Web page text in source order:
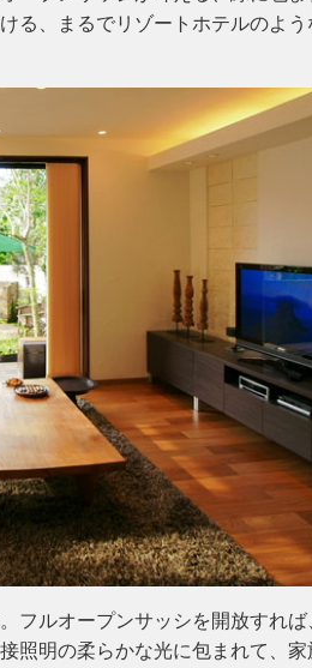
る、まるでリゾートホテルのよ
フルオープンサッシを開放すれば
照明の柔らかな光に包まれて、家